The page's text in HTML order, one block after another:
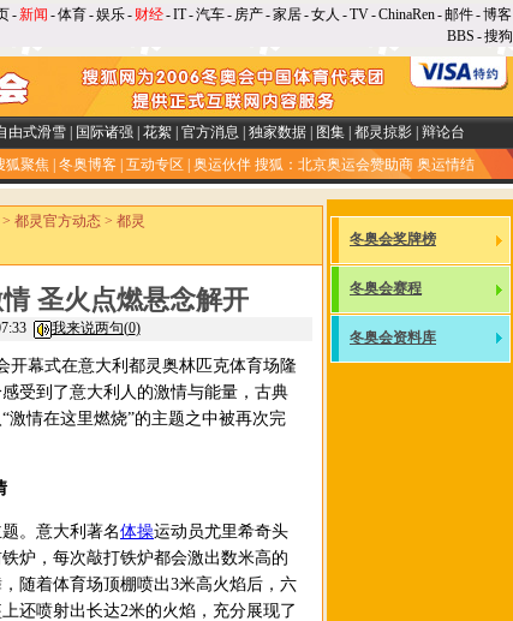
-新闻 -体育-娱乐- 财经-IT-汽车- 房产-家居-女人 -TV-ChinaRen-邮件-博客
BBS -搜狗
由式滑雪| 国际诸强| 花絮| 官方消息 独家数据| 图集| 都灵掠影| 辩论台
狐聚焦 冬奥博客 互动专区 奥运伙伴 搜狐：北京奥运会赞助商 奥运情结
> 都灵官方动态 > 都灵
圣火点燃悬念解开
我来说两句(0)
幕式在意大利都灵奥林匹克体育场隆
受到了意大利人的激情与能量，古典
情在这里燃烧”的主题之中被再次完
。 意大利著名体操运动员尤里希奇头
炉，每次敲打铁炉都会激出数米高的
随着体育场顶棚喷出3米高火焰后，六
还喷射出长达2米的火焰，充分展现了
冬奥会奖牌榜
冬奥会赛程
冬奥会资料库